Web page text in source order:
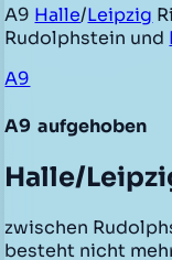
A9 Halle/Leipzig
Rudolphstein und
A9
A9 aufgehoben
Halle/
zwischen
besteht nicht